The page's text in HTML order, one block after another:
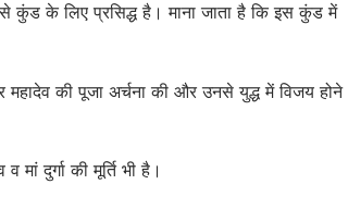
कुंड के लिए प्रसिद्ध है। माना जाता है कि इस कुंड में
की पूजा अर्चना की और उनसे युद्ध में विजय होने
दुर्गा की मूर्ति भी है।